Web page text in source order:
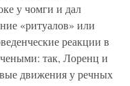
у чомги и дал
«ритуалов» или
реакции в
так, Лоренц и
движения у речных